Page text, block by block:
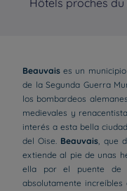
Hôtels proches du
Beauvais es un
de la Segunda Guerra
los bombardeos
medievales y
interés a esta bella
del Oise. Beauvais, que
extiende al pie de unas
ella por el puente de
absolutamente